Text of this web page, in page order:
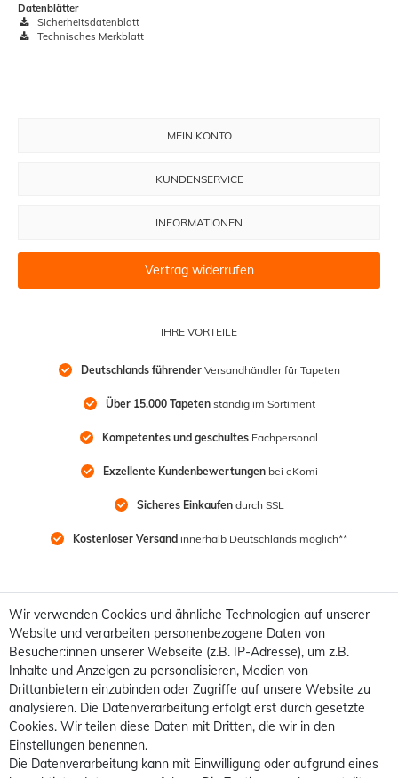
Datenblätter
Sicherheitsdatenblatt
Technisches Merkblatt
IHRE VORTEILE
Deutschlands führender Versandhändler für Tapeten
Über 15.000 Tapeten ständig im Sortiment
Kompetentes und geschultes Fachpersonal
Exzellente Kundenbewertungen bei eKomi
Sicheres Einkaufen durch SSL
Kostenloser Versand innerhalb Deutschlands möglich**
MEIN KONTO
KUNDENSERVICE
INFORMATIONEN
Vertrag widerrufen
Wir verwenden Cookies und ähnliche Technologien auf unserer
Website und verarbeiten personenbezogene Daten von
Besucher:innen unserer Webseite (z.B. IP-Adresse), um z.B.
Inhalte und Anzeigen zu personalisieren, Medien von
Drittanbietern einzubinden oder Zugriffe auf unsere Website zu
analysieren. Die Datenverarbeitung erfolgt erst durch gesetzte
Cookies. Wir teilen diese Daten mit Dritten, die wir in den
Einstellungen benennen.
Die Datenverarbeitung kann mit Einwilligung oder aufgrund eines